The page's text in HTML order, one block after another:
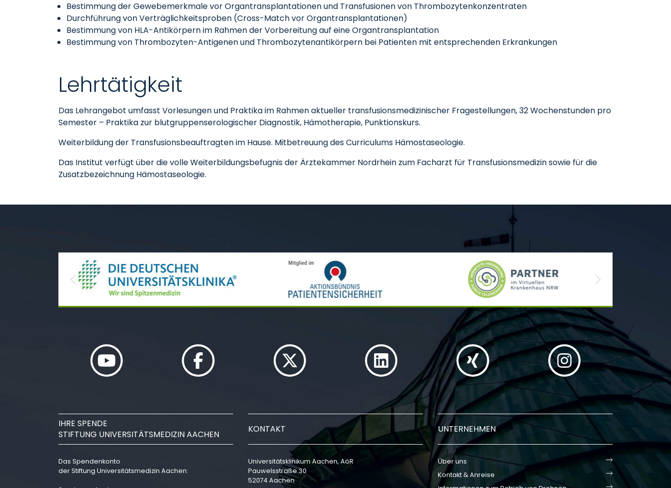
Bestimmung der Gewebemerkmale vor Organtransplantationen und Transfusionen von Thrombozytenkonzentraten
Durchführung von Verträglichkeitsproben (Cross-Match vor Organtransplantationen)
Bestimmung von HLA-Antikörpern im Rahmen der Vorbereitung auf eine Organtransplantation
Bestimmung von Thrombozyten-Antigenen und Thrombozytenantikörpern bei Patienten mit entsprechenden Erkrankungen
Lehrtätigkeit
Das Lehrangebot umfasst Vorlesungen und Praktika im Rahmen aktueller transfusionsmedizinischer Fragestellungen, 32 Wochenstunden pro
Semester – Praktika zur blutgruppenserologischer Diagnostik, Hämotherapie, Punktionskurs.
Weiterbildung der Transfusionsbeauftragten im Hause. Mitbetreuung des Curriculums Hämostaseologie.
Das Institut verfügt über die volle Weiterbildungsbefugnis der Ärztekammer Nordrhein zum Facharzt für Transfusionsmedizin sowie für die
Zusatzbezeichnung Hämostaseologie.
Previous Next
IHRE SPENDE
STIFTUNG UNIVERSITÄTSMEDIZIN AACHEN
Das Spendenkonto
der Stiftung Universitätsmedizin Aachen:
KONTAKT
Universitätsklinikum Aachen, AöR
Pauwelsstraße 30
52074 Aachen
UNTERNEHMEN
Über uns
Kontakt & Anreise